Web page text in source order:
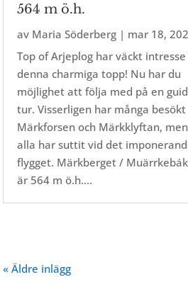
564 m ö.h.
av Maria Söderberg | mar 18,
Top of Arjeplog har väckt
denna charmiga topp! Nu har du
möjlighet att följa med på en
tur. Visserligen har många besökt
Märkforsen och Märkklyftan,
alla har suttit vid det
flygget. Märkberget /
är 564 m ö.h....
« Äldre inlägg